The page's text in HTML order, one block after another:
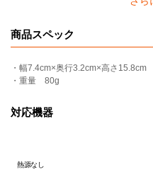
商品スペック
・幅7.4cm×奥行3.2cm×高さ15.8cm
・重量 80g
対応機器
熱源なし